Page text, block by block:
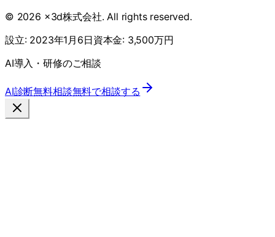
© 2026 x3d株式会社. All rights reserved.
設立: 2023年1月6日資本金: 3,500万円
AI導入・研修のご相談
AI診断無料相談無料で相談する